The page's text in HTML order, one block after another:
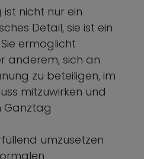
ist nicht nur ein
Detail, sie ist ein
ermöglicht
anderem, sich an
zu beteiligen, im
mitzuwirken und
Ganztag
umzusetzen